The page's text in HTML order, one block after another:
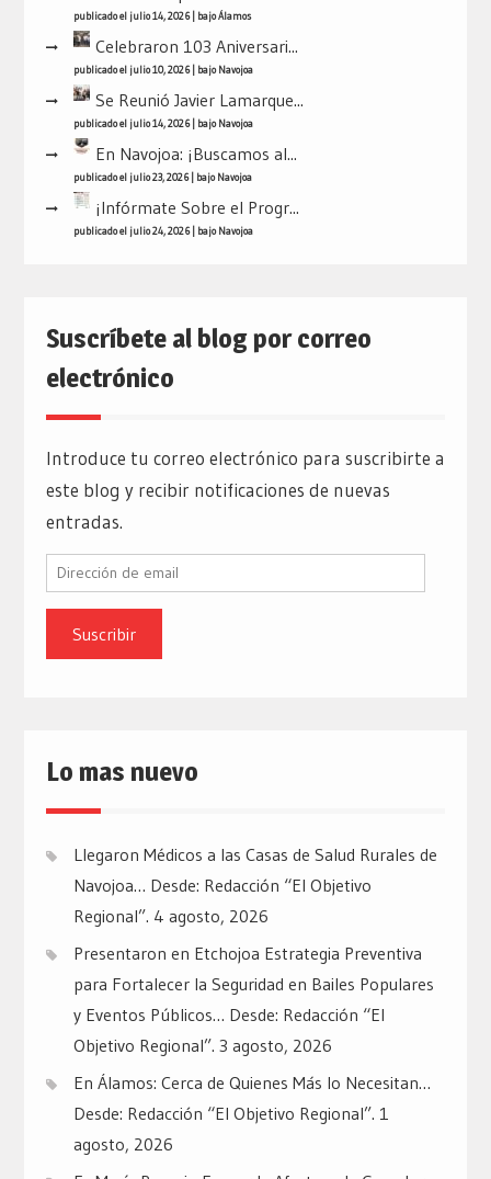
publicado el julio 14, 2026| bajoÁlamos
Celebraron 103 Aniversari...
publicado el julio 10, 2026| bajoNavojoa
Se Reunió Javier Lamarque...
publicado el julio 14, 2026| bajoNavojoa
En Navojoa: ¡Buscamos al...
publicado el julio 23, 2026| bajoNavojoa
¡Infórmate Sobre el Progr...
publicado el julio 24, 2026| bajoNavojoa
Suscríbete al blog por correo
electrónico
Introduce tu correo electrónico para suscribirte a
este blog y recibir notificaciones de nuevas
entradas.
Dirección
email
Lo mas nuevo
Llegaron Médicos a las Casas de Salud Rurales de
Navojoa… Desde: Redacción “El Objetivo
Regional”. 4 agosto, 2026
Presentaron en Etchojoa Estrategia Preventiva
para Fortalecer la Seguridad en Bailes Populares
y Eventos Públicos… Desde: Redacción “El
Objetivo Regional”. 3 agosto, 2026
En Álamos: Cerca de Quienes Más lo Necesitan…
Desde: Redacción “El Objetivo Regional”. 1
agosto, 2026